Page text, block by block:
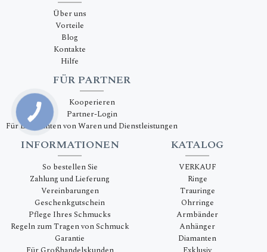
Über uns
Vorteile
Blog
Kontakte
Hilfe
KATALOG
VERKAUF
Ringe
Trauringe
Ohrringe
Armbänder
Anhänger
Diamanten
INFORMATIONEN
So bestellen Sie
Zahlung und Lieferung
Vereinbarungen
Geschenkgutschein
Pflege Ihres Schmucks
Regeln zum Tragen von Schmuck
Garantie
FÜR PARTNER
Kooperieren
Partner-Login
Für Lieferanten von Waren und Dienstleistungen